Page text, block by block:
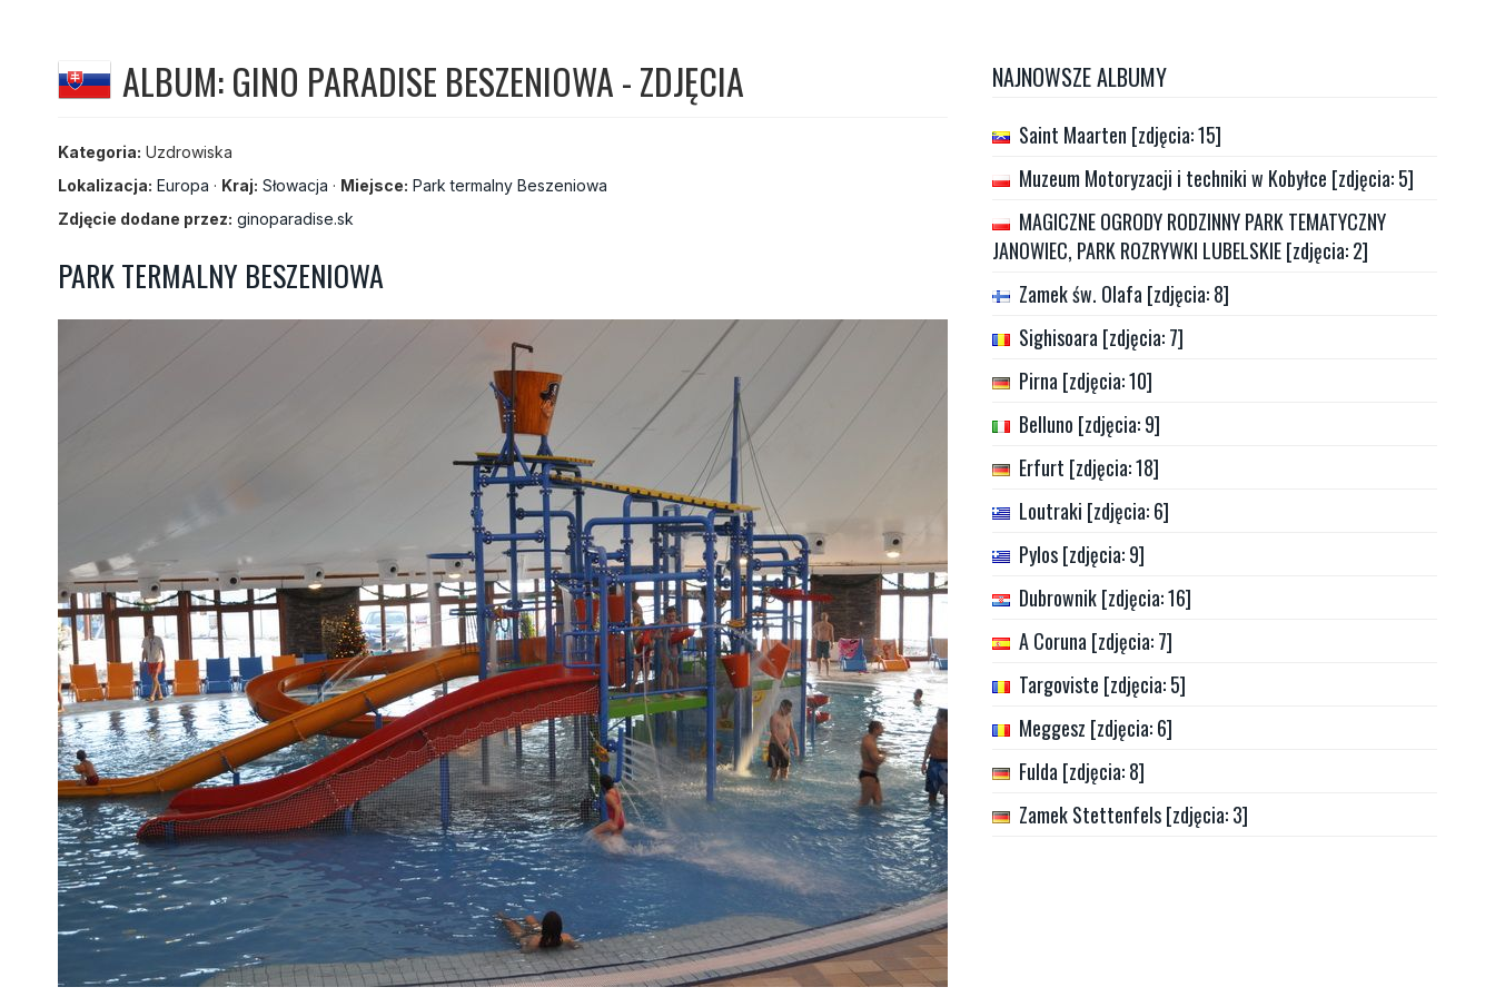
ALBUM: GINO PARADISE BESZENIOWA - ZDJĘCIA
Kategoria: Uzdrowiska
Lokalizacja: Europa · Kraj: Słowacja · Miejsce: Park termalny Beszeniowa
Zdjęcie dodane przez: ginoparadise.sk
PARK TERMALNY BESZENIOWA
NAJNOWSZE ALBUMY
Saint Maarten [zdjęcia: 15]
Muzeum Motoryzacji i techniki w Kobyłce [zdjęcia: 5]
MAGICZNE OGRODY RODZINNY PARK TEMATYCZNY
JANOWIEC, PARK ROZRYWKI LUBELSKIE [zdjęcia: 2]
Zamek św. Olafa [zdjęcia: 8]
Sighisoara [zdjęcia: 7]
Pirna [zdjęcia: 10]
Belluno [zdjęcia: 9]
Erfurt [zdjęcia: 18]
Loutraki [zdjęcia: 6]
Pylos [zdjęcia: 9]
Dubrownik [zdjęcia: 16]
A Coruna [zdjęcia: 7]
Targoviste [zdjęcia: 5]
Meggesz [zdjęcia: 6]
Fulda [zdjęcia: 8]
Zamek Stettenfels [zdjęcia: 3]